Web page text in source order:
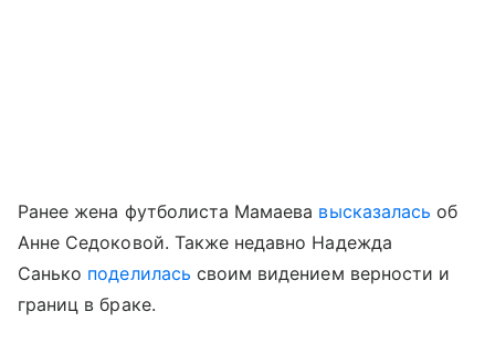
Ранее жена футболиста Мамаева высказалась об
Анне Седоковой. Также недавно Надежда
Санько поделилась своим видением верности и
границ в браке.